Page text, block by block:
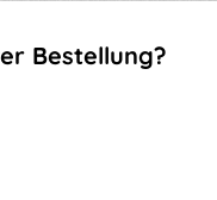
Bestellung?